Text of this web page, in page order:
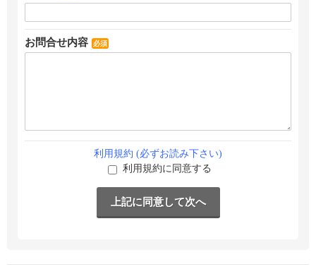
お問合せ内容 必須
利用規約 (必ずお読み下さい)
利用規約に同意する